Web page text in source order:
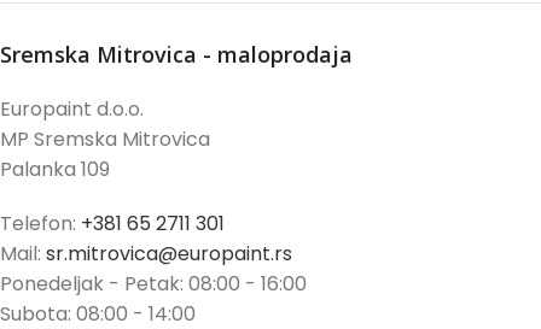
Sremska Mitrovica - maloprodaja
Europaint d.o.o.
MP Sremska Mitrovica
Palanka 109
Telefon: +381 65 2711 301
Mail: sr.mitrovica@europaint.rs
Ponedeljak - Petak: 08:00 - 16:00
Subota: 08:00 - 14:00